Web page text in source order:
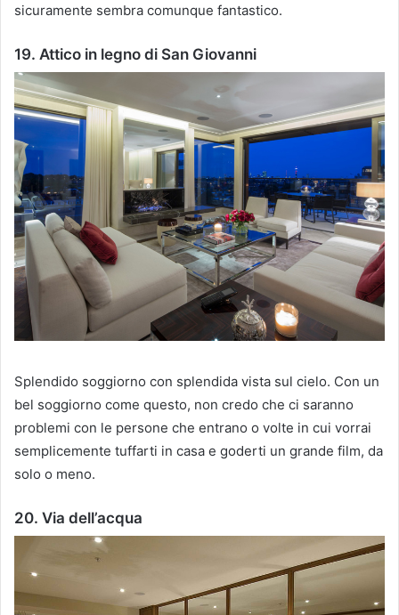
sicuramente sembra comunque fantastico.
19. Attico in legno di San Giovanni
Splendido soggiorno con splendida vista sul cielo. Con un
bel soggiorno come questo, non credo che ci saranno
problemi con le persone che entrano o volte in cui vorrai
semplicemente tuffarti in casa e goderti un grande film, da
solo o meno.
20. Via dell’acqua